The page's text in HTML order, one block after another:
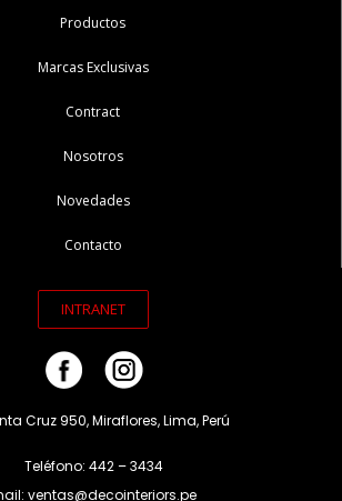
Productos
Marcas Exclusivas
Contract
Nosotros
Novedades
Contacto
INTRANET
Cruz 950, Miraflores, Lima, Perú
Teléfono: 442 – 3434
ventas@decointeriors.pe